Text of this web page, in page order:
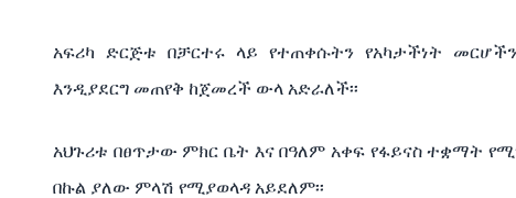
አፍሪካ ድርጅቱ በቻርተሩ ላይ የተጠቀሱትን የአካታችነት
እንዲያደርግ መጠየቅ ከጀመረች ውላ አድራለች፡፡
አህጉሪቱ በፀጥታው ምክር ቤት እና በዓለም አቀፍ የፋይናስ ተቋማት
በኩል ያለው ምላሽ የሚያወላዳ አይደለም፡፡